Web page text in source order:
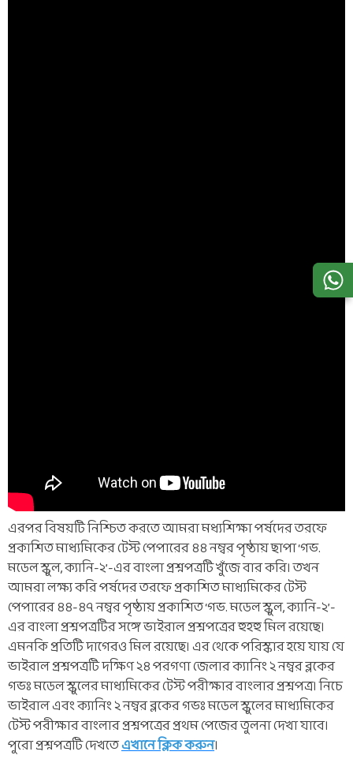
এরপর বিষয়টি নিশ্চিত করতে আমরা মধ্যশিক্ষা পর্ষদের তরফে
প্রকাশিত মাধ্যমিকের টেস্ট পেপারের ৪৪ নম্বর পৃষ্ঠায় ছাপা ‘গভ.
মডেল স্কুল, ক্যানি-২’-এর বাংলা প্রশ্নপত্রটি খুঁজে বার করি। তখন
আমরা লক্ষ্য করি পর্ষদের তরফে প্রকাশিত মাধ্যমিকের টেস্ট
পেপারের ৪৪-৪৭ নম্বর পৃষ্ঠায় প্রকাশিত ‘গভ. মডেল স্কুল, ক্যানি-২’-
এর বাংলা প্রশ্নপত্রটির সঙ্গে ভাইরাল প্রশ্নপত্রের হুহহু মিল রয়েছে।
এমনকি প্রতিটি দাগেরও মিল রয়েছে। এর থেকে পরিস্কার হয়ে যায় যে
ভাইরাল প্রশ্নপত্রটি দক্ষিণ ২৪ পরগণা জেলার ক্যানিং ২ নম্বর ব্লকের
গভঃ মডেল স্কুলের মাধ্যমিকের টেস্ট পরীক্ষার বাংলার প্রশ্নপত্র। নিচে
ভাইরাল এবং ক্যানিং ২ নম্বর ব্লকের গভঃ মডেল স্কুলের মাধ্যমিকের
টেস্ট পরীক্ষার বাংলার প্রশ্নপত্রের প্রথম পেজের তুলনা দেখা যাবে।
পুরো প্রশ্নপত্রটি দেখতেএখানে ক্লিক করুন।